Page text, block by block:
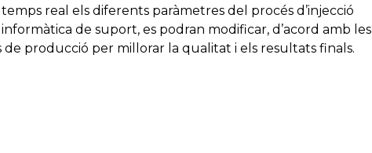
real els diferents paràmetres del procés d’injecció
de suport, es podran modificar, d’acord amb les
producció per millorar la qualitat i els resultats finals.